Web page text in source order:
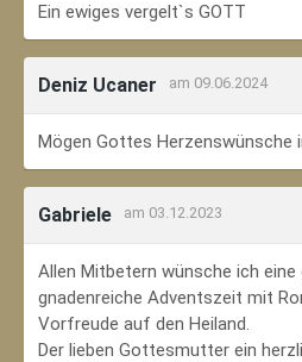
Ein ewiges vergelt`s GOTT
Deniz Ucaner am 09.06.2024
Mögen Gottes Herzenswünsche
Gabriele am 03.12.2023
Allen Mitbetern wünsche ich eine
gnadenreiche Adventszeit mit
Vorfreude auf den Heiland.
Der lieben Gottesmutter ein